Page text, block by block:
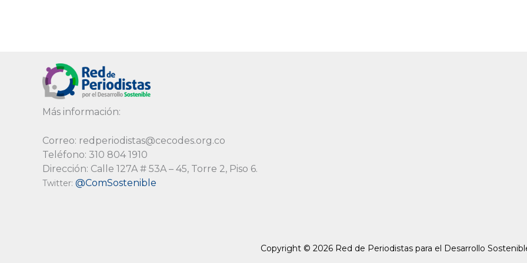
Más información:
Correo: redperiodistas@cecodes.org.co
Teléfono: 310 804 1910
Dirección: Calle 127A # 53A – 45, Torre 2, Piso 6.
Twitter: @ComSostenible
Copyright © 2026 Red de Periodistas para el Desarrollo